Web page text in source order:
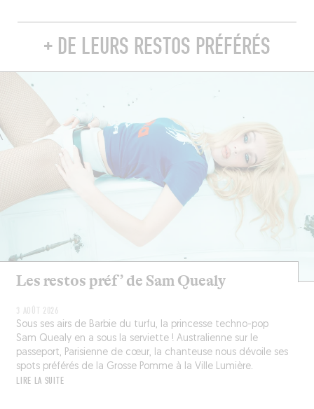
+ DE LEURS RESTOS PRÉFÉRÉS
Les restos préf’ de Sam Quealy
3 AOÛT 2026
Sous ses airs de Barbie du turfu, la princesse techno-pop
Sam Quealy en a sous la serviette ! Australienne sur le
passeport, Parisienne de cœur, la chanteuse nous dévoile ses
spots préférés de la Grosse Pomme à la Ville Lumière.
LIRE LA SUITE